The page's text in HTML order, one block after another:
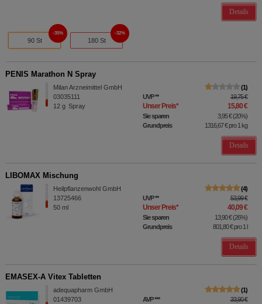
Details
90 St
35%
180 St
32%
PENIS Marathon N Spray
Milan Arzneimittel GmbH
03035111
12 g Spray
1
UVP** 19,75 €
Unser Preis* 15,80 €
Sie sparen 3,95 €(20%)
Grundpreis
1316,67 €pro 1 kg
Details
LIBOMAX Mischung
Heilpflanzenwohl GmbH
13725466
50 ml
4
UVP** 53,99 €
Unser Preis* 40,09 €
Sie sparen 13,90 €(26%)
Grundpreis
801,80 €pro 1 l
Details
EMASEX-A Vitex Tabletten
adequapharm GmbH
01439703
1
AVP*** 33,90 €